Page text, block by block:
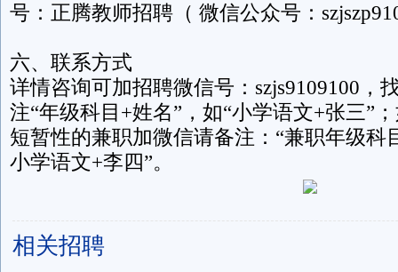
号：正腾教师招聘（ 微信公众号：
六、联系方式
详情咨询可加招聘微信号：szjs9109100，
注“年级科目+姓名”，如“小学语文+张三”
短暂性的兼职加微信请备注：“兼职年级科
小学语文+李四”。
相关招聘